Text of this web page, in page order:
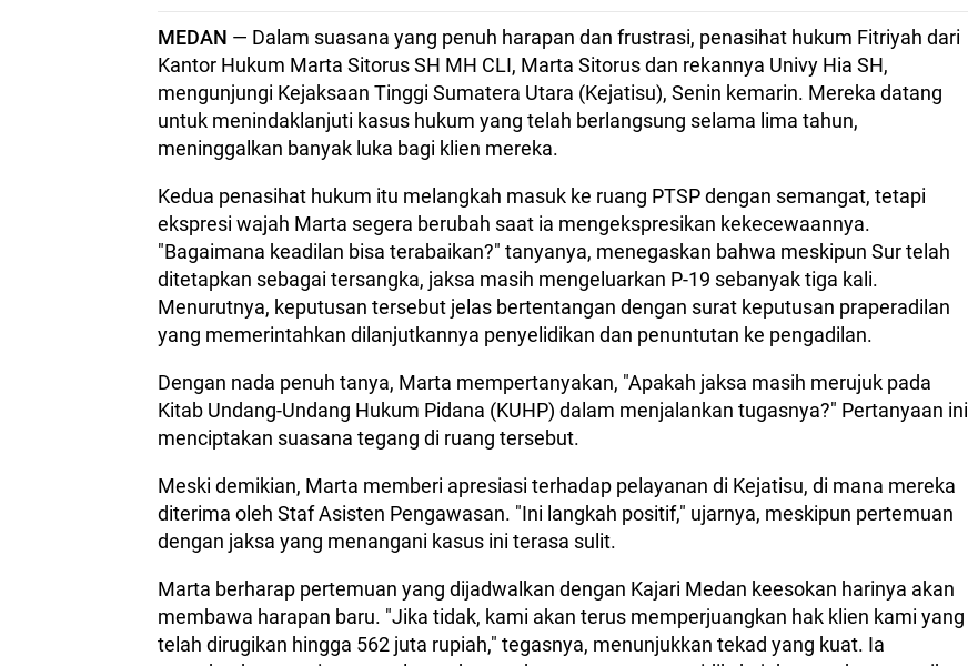
MEDAN — Dalam suasana yang penuh harapan dan frustrasi, penasihat hukum Fitriyah dari
Kantor Hukum Marta Sitorus SH MH CLI, Marta Sitorus dan rekannya Univy Hia SH,
mengunjungi Kejaksaan Tinggi Sumatera Utara (Kejatisu), Senin kemarin. Mereka datang
untuk menindaklanjuti kasus hukum yang telah berlangsung selama lima tahun,
meninggalkan banyak luka bagi klien mereka.
Kedua penasihat hukum itu melangkah masuk ke ruang PTSP dengan semangat, tetapi
ekspresi wajah Marta segera berubah saat ia mengekspresikan kekecewaannya.
"Bagaimana keadilan bisa terabaikan?" tanyanya, menegaskan bahwa meskipun Sur telah
ditetapkan sebagai tersangka, jaksa masih mengeluarkan P-19 sebanyak tiga kali.
Menurutnya, keputusan tersebut jelas bertentangan dengan surat keputusan praperadilan
yang memerintahkan dilanjutkannya penyelidikan dan penuntutan ke pengadilan.
Dengan nada penuh tanya, Marta mempertanyakan, "Apakah jaksa masih merujuk pada
Kitab Undang-Undang Hukum Pidana (KUHP) dalam menjalankan tugasnya?" Pertanyaan ini
menciptakan suasana tegang di ruang tersebut.
Meski demikian, Marta memberi apresiasi terhadap pelayanan di Kejatisu, di mana mereka
diterima oleh Staf Asisten Pengawasan. "Ini langkah positif," ujarnya, meskipun pertemuan
dengan jaksa yang menangani kasus ini terasa sulit.
Marta berharap pertemuan yang dijadwalkan dengan Kajari Medan keesokan harinya akan
membawa harapan baru. "Jika tidak, kami akan terus memperjuangkan hak klien kami yang
telah dirugikan hingga 562 juta rupiah," tegasnya, menunjukkan tekad yang kuat. Ia